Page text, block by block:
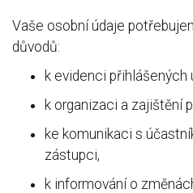
Vaše osobní údaje
důvodů:
k evidenci přihlášených
k organizaci a zajištění
ke komunikaci s
zástupci,
k informování o